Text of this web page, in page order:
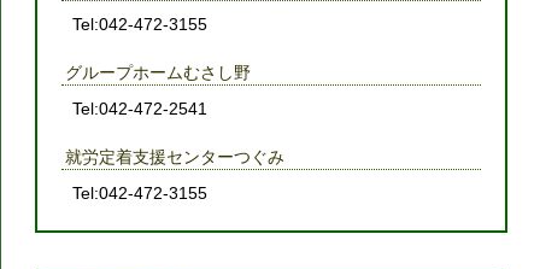
Tel:042-472-3155
グループホームむさし野
Tel:042-472-2541
就労定着支援センターつぐみ
Tel:042-472-3155